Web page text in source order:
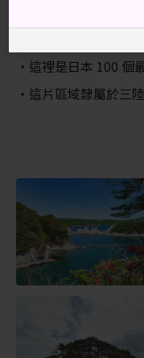
這裡是日本 100 個
這片區域隸屬於三